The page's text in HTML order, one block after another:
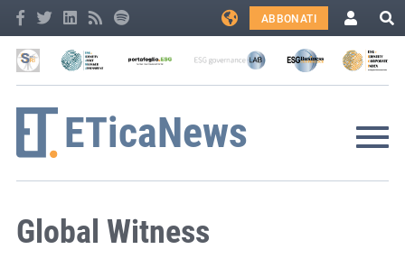
ABBONATI
Global Witness